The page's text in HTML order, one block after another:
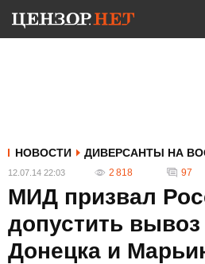
НОВОСТИ ДИВЕРСАНТЫ НА
12.07.14 22:03 2 818 97
МИД призвал
допустить вывоз
Донецка и